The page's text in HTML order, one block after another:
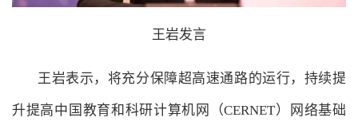
王岩发言
王岩表示，将充分保障超高速通路的运行，持续提
升提高中国教育和科研计算机网（CERNET）网络基础